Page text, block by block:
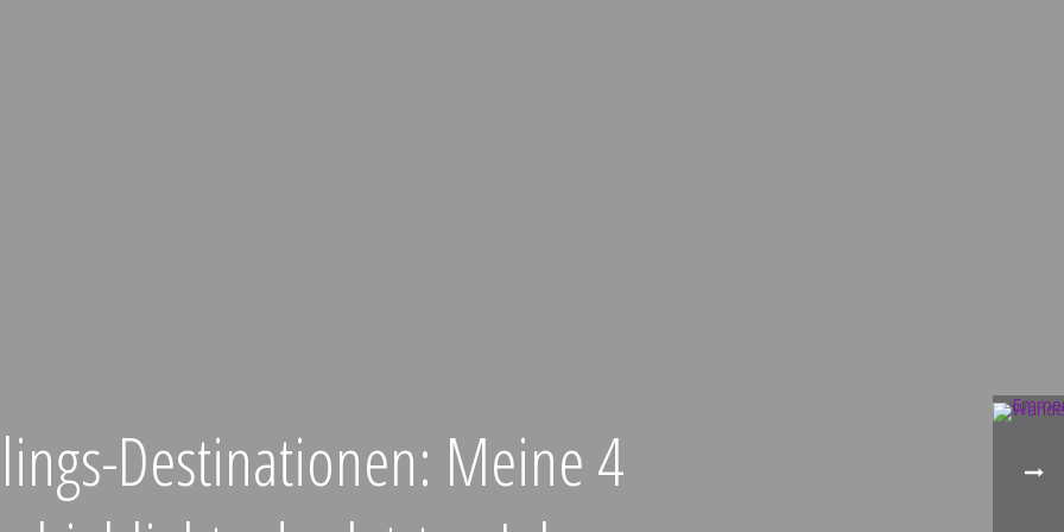
Destinationen: Meine 4